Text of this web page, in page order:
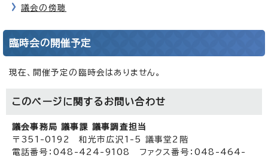
議会の傍聴
臨時会の開催予定
現在、開催予定の臨時会はありません。
このページに関する お問い合わせ
議会事務局 議事課 議事調査担当
〒351-0192 和光市広沢1-5 議事堂2階
電話番号：048-424-9108 ファクス番号：048-464-